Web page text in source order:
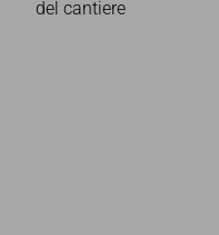
del cantiere